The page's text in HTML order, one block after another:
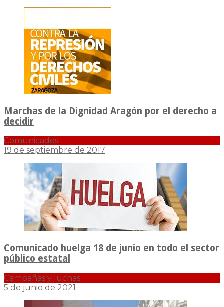
Marchas de la Dignidad Aragón por el derecho a
decidir
Comunicados
19 de septiembre de 2017
Comunicado huelga 18 de junio en todo el sector
público estatal
Campañas y luchas
5 de junio de 2021